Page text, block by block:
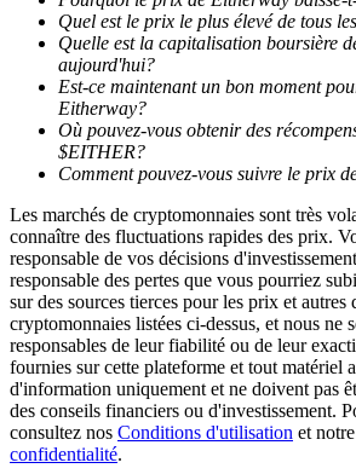
Guide
Guide de démarrage des contrats à
Stratégies de trading
Apprenez à rester rentable
Quel est le prix le plus élevé de tous
Quelle est la capitalisation boursière
aujourd'hui?
Est-ce maintenant un bon moment
Eitherway?
Où pouvez-vous obtenir des
$EITHER?
Comment pouvez-vous suivre le prix
Les marchés de cryptomonnaies sont très
connaître des fluctuations rapides des prix.
responsable de vos décisions
responsable des pertes que vous pourriez
sur des sources tierces pour les prix et autres
cryptomonnaies listées ci-dessus, et nous ne
responsables de leur fiabilité ou de leur
fournies sur cette plateforme et tout matériel
d'information uniquement et ne doivent pas
des conseils financiers ou d'investissement.
consultez nos Conditions d'utilisation et notre
confidentialité.